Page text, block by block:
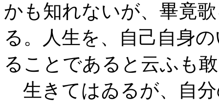
かも知れないが、畢竟
る。人生を、自己自身
ることであると云ふも
生きてはゐるが、自